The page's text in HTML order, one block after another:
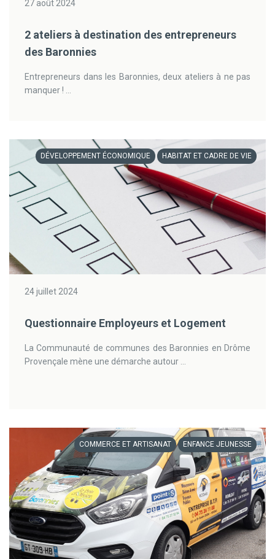
27 août 2024
2 ateliers à destination des entrepreneurs
des Baronnies
Entrepreneurs dans les Baronnies, deux ateliers à ne pas
manquer ! ...
DÉVELOPPEMENT ÉCONOMIQUE HABITAT ET CADRE DE VIE
24 juillet 2024
Questionnaire Employeurs et Logement
La Communauté de communes des Baronnies en Drôme
Provençale mène une démarche autour ...
COMMERCE ET ARTISANAT ENFANCE JEUNESSE